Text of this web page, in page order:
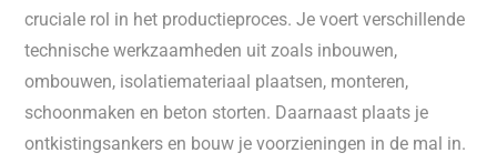
cruciale rol in het productieproces. Je voert verschillende
technische werkzaamheden uit zoals inbouwen,
ombouwen, isolatiemateriaal plaatsen, monteren,
schoonmaken en beton storten. Daarnaast plaats je
ontkistingsankers en bouw je voorzieningen in de mal in.